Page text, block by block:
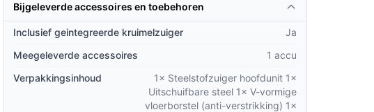
Bijgeleverde accessoires en toebehoren
Inclusief geintegreerde kruimelzuiger
Ja
Meegeleverde accessoires
1 accu
Verpakkingsinhoud
1× Steelstofzuiger hoofdunit 1×
Uitschuifbare steel 1× V-vormige
vloerborstel (anti-verstrikking) 1×